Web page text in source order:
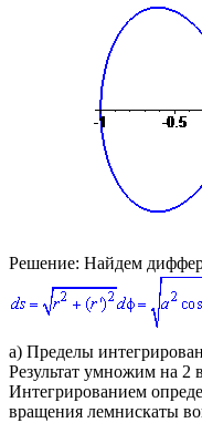
Решение: Найдем
а) Пределы
Результат умножим на 2
Интегрированием
вращения лемнискаты